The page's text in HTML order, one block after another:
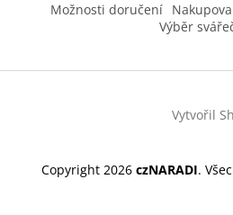
Možnosti doručení
Výběr
Vytvořil
Copyright 2026 czNARADI.